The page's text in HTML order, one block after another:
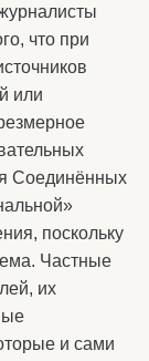
что при
или
Соединённых
поскольку
Частные
их
и сами